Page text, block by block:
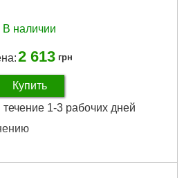
В наличии
2 613 грн
Купить
течение 1-3 рабочих дней